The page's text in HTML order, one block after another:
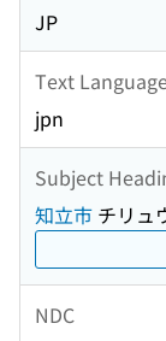
JP
Text
jpn
Subject
知立市 チリュ
NDC